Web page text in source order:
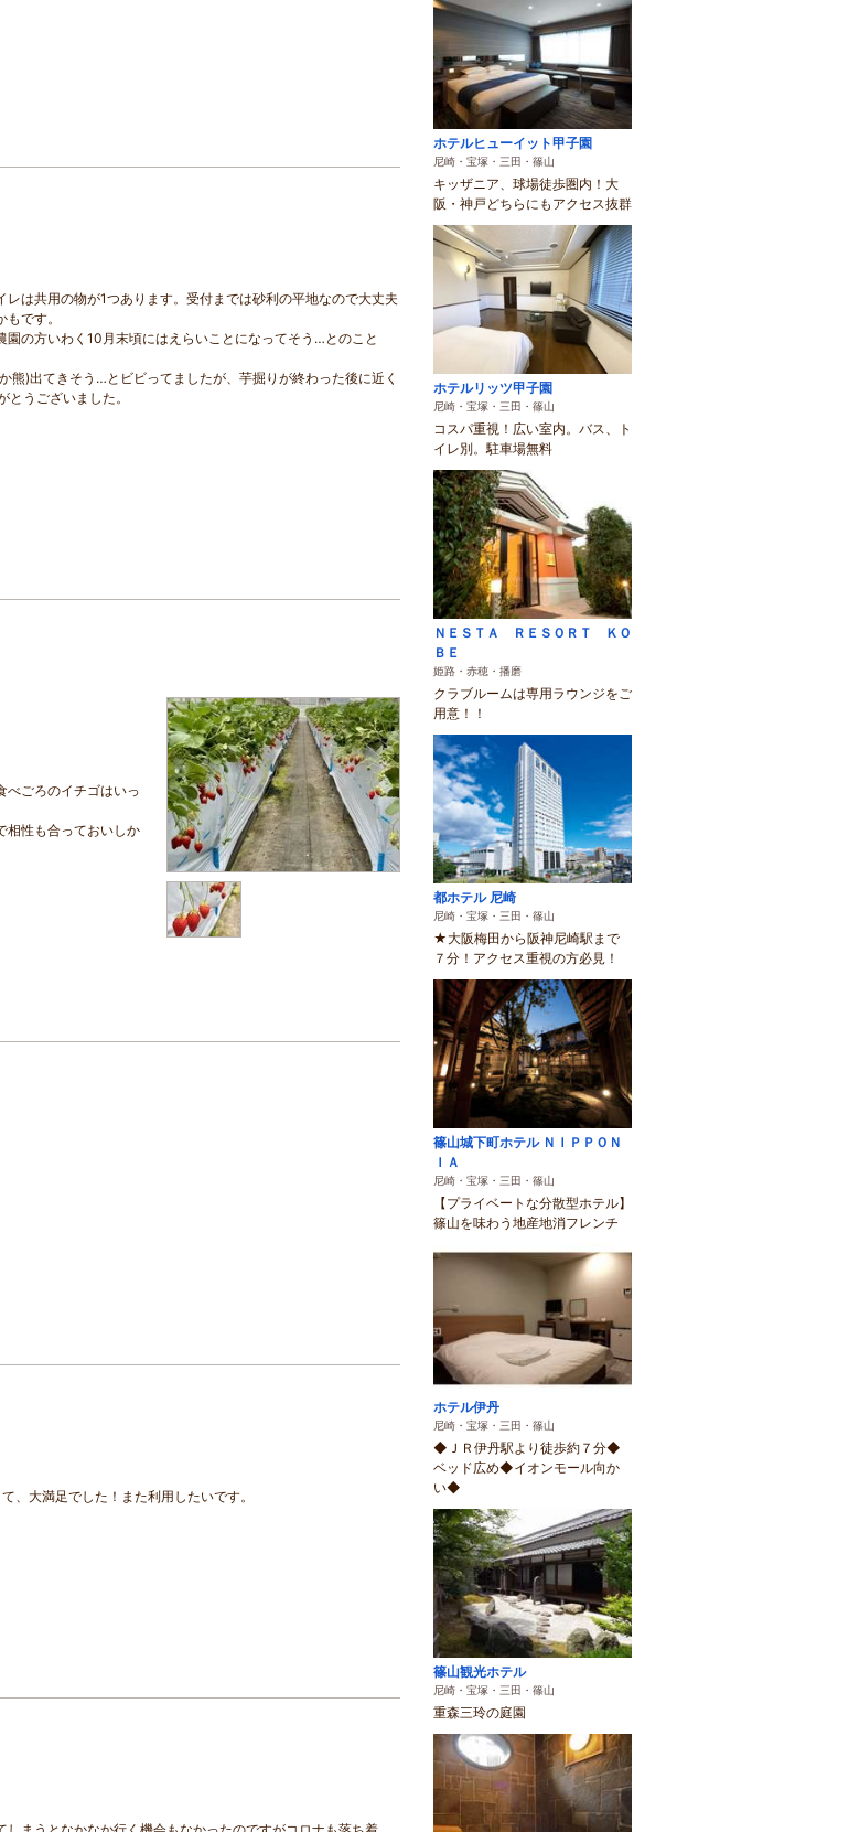
は共用の物が1つあります。受付までは砂利の平地なので大丈夫
です。
の方いわく10月末頃にはえらいことになってそう…とのこと
)出てきそう…とビビってましたが、芋掘りが終わった後に近く
うございました。
べごろのイチゴはいっ
相性も合っておいしか
、大満足でした！また利用したいです。
ホテルヒューイット甲子園
尼崎・宝塚・三田・篠山
キッザニア、球場徒歩圏内！大
阪・神戸どちらにもアクセス抜群
ホテルリッツ甲子園
尼崎・宝塚・三田・篠山
コスパ重視！広い室内。バス、ト
イレ別。駐車場無料
ＮＥＳＴＡ ＲＥＳＯＲＴ ＫＯ
ＢＥ
姫路・赤穂・播磨
クラブルームは専用ラウンジをご
用意！！
都ホテル 尼崎
尼崎・宝塚・三田・篠山
★大阪梅田から阪神尼崎駅まで
７分！アクセス重視の方必見！
篠山城下町ホテル ＮＩＰＰＯＮ
ＩＡ
尼崎・宝塚・三田・篠山
【プライベートな分散型ホテル】
篠山を味わう地産地消フレンチ
ホテル伊丹
尼崎・宝塚・三田・篠山
◆ＪＲ伊丹駅より徒歩約７分◆
ベッド広め◆イオンモール向か
い◆
篠山観光ホテル
尼崎・宝塚・三田・篠山
重森三玲の庭園